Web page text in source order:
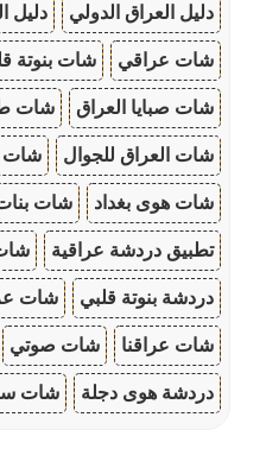
دليل العراق الدولي دليل
شات عراقي شات بنوتة
شات صبايا العراق شات
شات العراق للجوال شات
شات هوى بغداد شات
تطبيق دردشة عراقية
دردشة بنوتة قلبي شات
شات عراقنا شات صوتي
دردشة هوى دجلة شات